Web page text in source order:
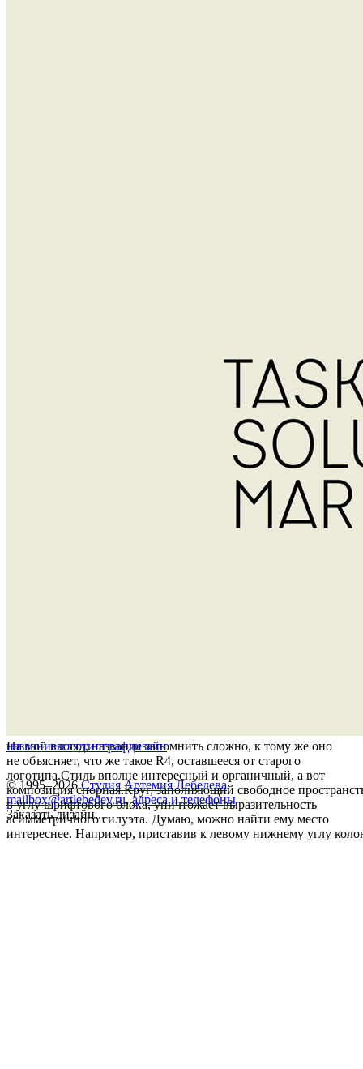
На мой взгляд, название запомнить сложно, к тому же оно
не объясняет, что же такое R4, оставшееся от старого
логотипа.Стиль вполне интересный и органичный, а вот
композиция спорная.Круг, заполняющий свободное
в углу шрифтового блока, уничтожает выразительность
асимметричного силуэта. Думаю, можно найти ему место
интереснее. Например, приставив к левому нижнему углу
названиелоготипграфдизайн
© 1995–2026 Студия Артемия Лебедева
mailbox@artlebedev.ru, адреса и телефоны
Заказать дизайн...